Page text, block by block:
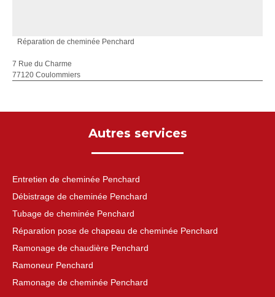
Réparation de cheminée Penchard
7 Rue du Charme
77120 Coulommiers
Autres services
Entretien de cheminée Penchard
Débistrage de cheminée Penchard
Tubage de cheminée Penchard
Réparation pose de chapeau de cheminée Penchard
Ramonage de chaudière Penchard
Ramoneur Penchard
Ramonage de cheminée Penchard